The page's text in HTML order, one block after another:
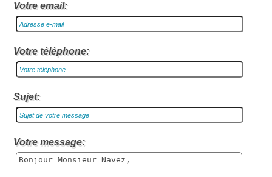
Votre email:
Votre téléphone:
Sujet:
Votre message: